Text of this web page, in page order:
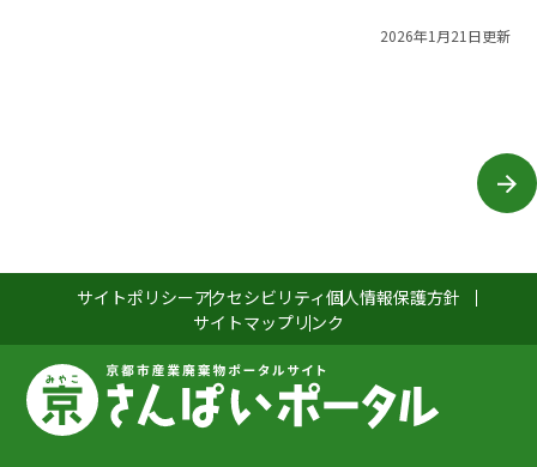
2026年1月21日更新
サイトポリシーアクセシビリティ個人情報保護方針
サイトマップリンク